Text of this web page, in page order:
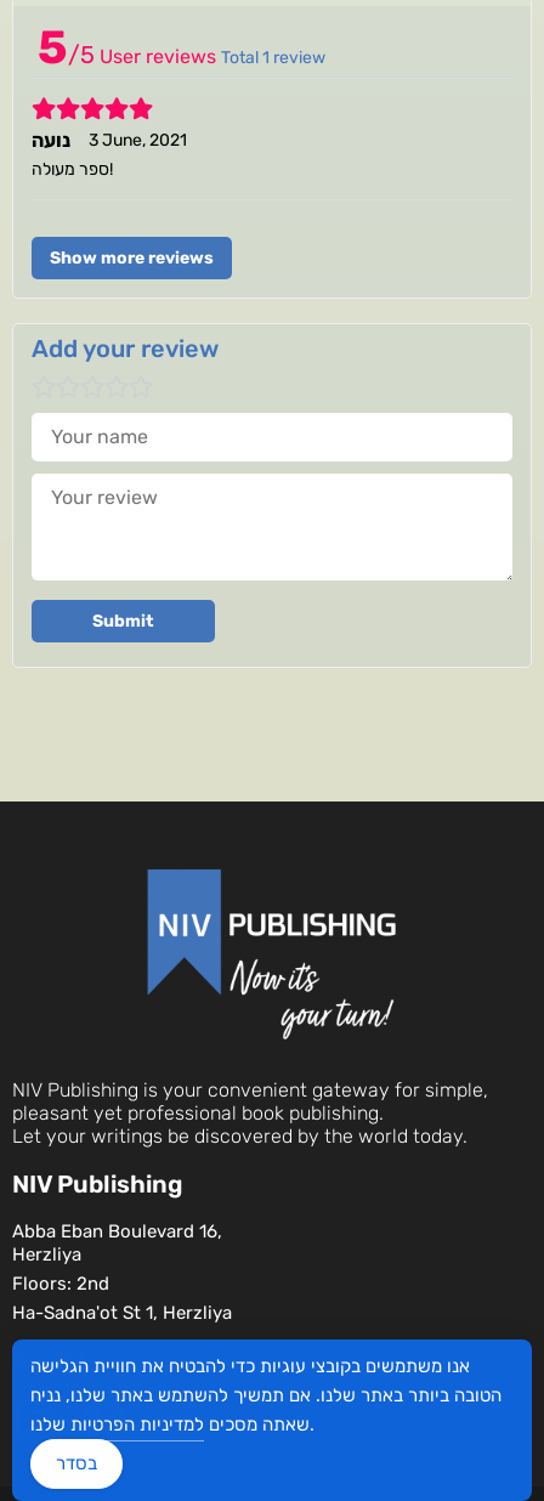
5/5 User reviews Total 1 review
5
נועה
3 June, 2021
ספר מעולה!
Show more reviews
Add your review
Your name
Your review
Submit
NIV Publishing is your convenient gateway for simple,
pleasant yet professional book publishing.
Let your writings be discovered by the world today.
NIV Publishing
Abba Eban Boulevard 16,
Herzliya
Floors: 2nd
Ha-Sadna'ot St 1, Herzliya
Social
אנו משתמשים בקובצי עוגיות כדי להבטיח את חוויית הגלישה
הטובה ביותר באתר שלנו. אם תמשיך להשתמש באתר שלנו, נניח
שאתה מסכים למדיניות הפרטיות
שלנו.
בסדר